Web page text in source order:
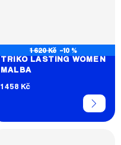
1 620 Kč –10 %
TRIKO LASTING WOMEN
MALBA
1 458 Kč